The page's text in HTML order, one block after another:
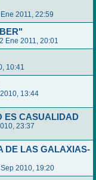
2011, 22:59
Ene 2011, 20:01
10:41
13:44
ES CASUALIDAD
23:37
DE LAS GALAXIAS-
2010, 19:20